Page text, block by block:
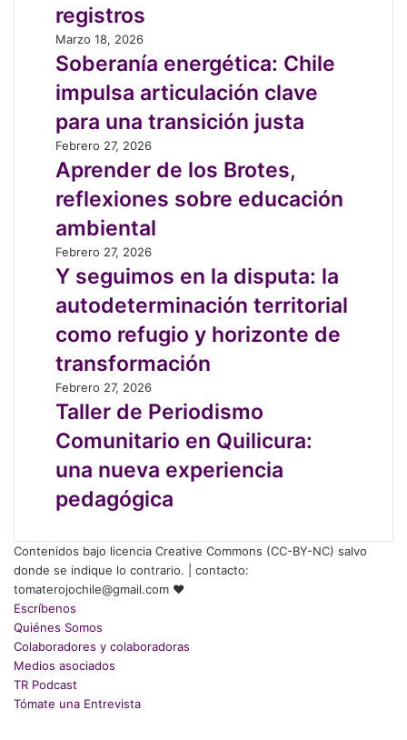
contra
defensores
ambientales
en
Chile
desde
que
existen
registros
registros
Soberanía
energética:
impulsa
articulación
clave
para
una
transición
justa
Marzo 18, 2026
Soberanía energética: Chile
impulsa articulación clave
para una transición justa
Aprender
de
Brotes,
reflexiones
sobre
educación
ambiental
Febrero 27, 2026
Aprender de los Brotes,
reflexiones sobre educación
ambiental
Y
seguimos
la
disputa:
la
autodeterminación
territorial
como
refugio
y
de
transformación
Febrero 27, 2026
Y seguimos en la disputa: la
autodeterminación territorial
como refugio y horizonte de
transformación
Taller
de
Comunitario
en
Quilicura:
una
experiencia
pedagógica
Febrero 27, 2026
Taller de Periodismo
Comunitario en Quilicura:
una nueva experiencia
pedagógica
Contenidos bajo licencia Creative Commons (CC-BY-NC) salvo
donde se indique lo contrario. | contacto:
tomaterojochile@gmail.com ♥
Escríbenos
Quiénes Somos
Colaboradores y colaboradoras
Medios asociados
TR Podcast
Tómate una Entrevista